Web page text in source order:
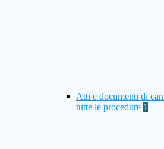
Atti e documenti di
tutte le procedure 1